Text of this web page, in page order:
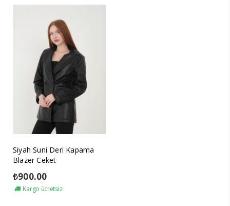
Siyah Suni Deri Kapama
Blazer Ceket
₺900.00
Kargo ücretsiz